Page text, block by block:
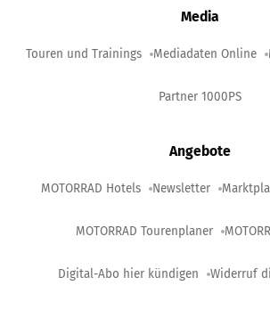
Media
Touren und Trainings Mediadaten Online
Partner 1000PS
Angebote
MOTORRAD Hotels Newsletter
MOTORRAD Tourenplaner
Digital-Abo hier kündigen Widerruf